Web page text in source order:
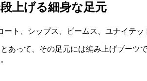
上げる細身な足元
あって、その足元には編み上げブー